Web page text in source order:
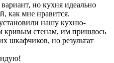
но кухня идеально
как мне нравится.
нашу кухню-
кривым стенам, им пришлось
шкафчиков, но результат